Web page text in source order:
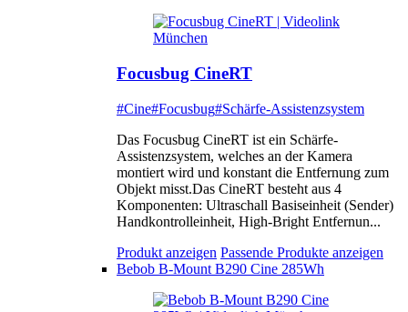
Focusbug CineRT
#Cine#Focusbug#Schärfe-Assistenzsystem
Das Focusbug CineRT ist ein Schärfe-
Assistenzsystem, welches an der Kamera
montiert wird und konstant die Entfernung zum
Objekt misst.Das CineRT besteht aus 4
Komponenten: Ultraschall Basiseinheit (Sender)
Handkontrolleinheit, High-Bright Entfernun...
Produkt anzeigen Passende Produkte anzeigen
Bebob B-Mount B290 Cine 285Wh